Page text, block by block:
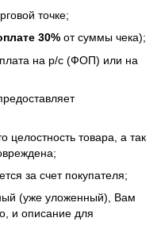
точке;
30% от суммы чека);
на р/с (ФОП) или на
целостность товара, а так
за счет покупателя;
(уже уложенный), Вам
и описание для